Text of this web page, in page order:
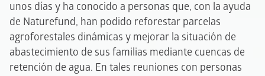
unos días y ha conocido a personas que, con la ayuda
de Naturefund, han podido reforestar parcelas
agroforestales dinámicas y mejorar la situación de
abastecimiento de sus familias mediante cuencas de
retención de agua. En tales reuniones con personas